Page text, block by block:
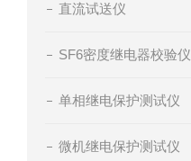
直流试送仪
SF6密度继电器校验仪
单相继电保护测试仪
微机继电保护测试仪